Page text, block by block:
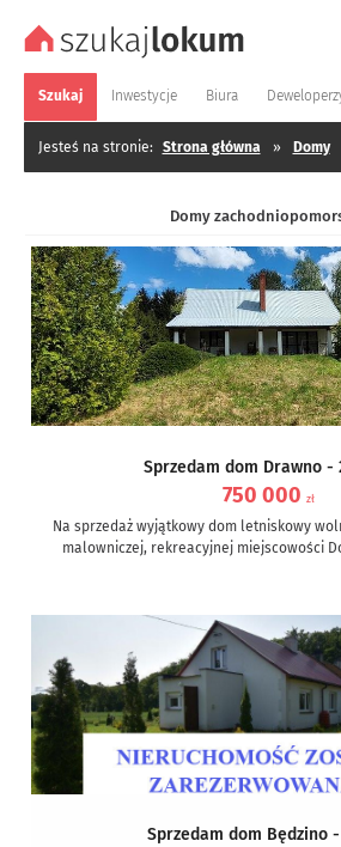
Szukaj Inwestycje Biura
Jesteś na stronie: Strona główna » Domy
Domy
Sprzedam dom Drawno -
750 000 zł
Na sprzedaż wyjątkowy dom letniskowy
malowniczej, rekreacyjnej miejscowości
Sprzedam dom Będzino